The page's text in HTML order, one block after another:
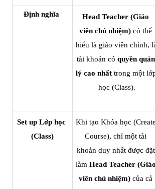
Định nghĩa
Head Teacher (Giáo
viên chủ nhiệm) có thể
hiểu là giáo viên chính,
tài khoản có quyền quản
lý cao nhất trong một
học (Class).
Set up Lớp học
(Class)
Khi tạo Khóa học (Create
Course), chỉ một tài
khoản duy nhất được đặt
làm Head Teacher (Giáo
viên chủ nhiệm) của cả